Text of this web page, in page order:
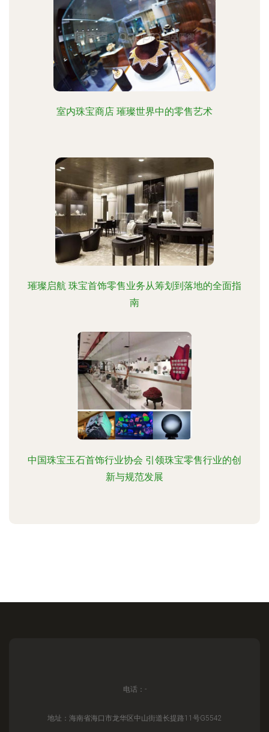
室内珠宝商店 璀璨世界中的零售艺术
璀璨启航 珠宝首饰零售业务从筹划到落地的全面指
南
中国珠宝玉石首饰行业协会 引领珠宝零售行业的创
新与规范发展
电话：-
地址：海南省海口市龙华区中山街道长提路11号G5542